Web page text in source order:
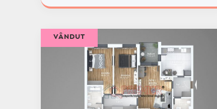
VÂNDUT